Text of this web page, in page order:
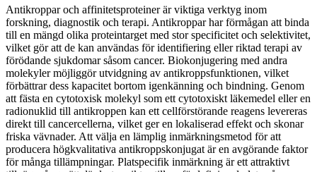
Antikroppar och affinitetsproteiner är viktiga verktyg inom
forskning, diagnostik och terapi. Antikroppar har förmågan att binda
till en mängd olika proteintarget med stor specificitet och selektivitet,
vilket gör att de kan användas för identifiering eller riktad terapi av
förödande sjukdomar såsom cancer. Biokonjugering med andra
molekyler möjliggör utvidgning av antikroppsfunktionen, vilket
förbättrar dess kapacitet bortom igenkänning och bindning. Genom
att fästa en cytotoxisk molekyl som ett cytotoxiskt läkemedel eller en
radionuklid till antikroppen kan ett cellförstörande reagens levereras
direkt till cancercellerna, vilket ger en lokaliserad effekt och skonar
friska vävnader. Att välja en lämplig inmärkningsmetod för att
producera högkvalitativa antikroppskonjugat är en avgörande faktor
för många tillämpningar. Platspecifik inmärkning är ett attraktivt